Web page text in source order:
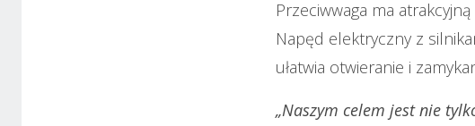
Przeciwwaga ma
Napęd elektryczny z
ułatwia otwieranie i
„Naszym celem jest nie